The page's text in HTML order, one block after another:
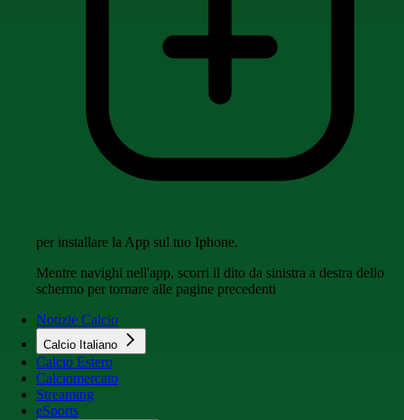
per installare la App sul tuo Iphone.
Mentre navighi nell'app, scorri il dito da sinistra a destra dello
schermo per tornare alle pagine precedenti
Notizie Calcio
Calcio Italiano
Calcio Estero
Calciomercato
Streaming
eSports